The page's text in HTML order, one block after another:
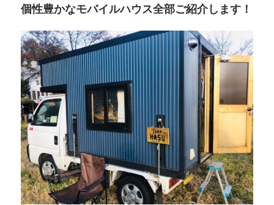
個性豊かなモバイルハウス全部ご紹介します！